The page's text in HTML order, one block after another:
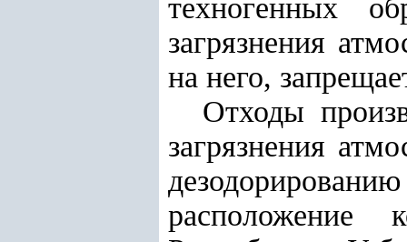
техногенных
загрязнения
на него,
Отходы
загрязнения
расположение